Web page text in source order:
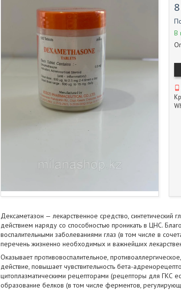
В
Дексаметазон — лекарственное средство,
действием наряду со способностью проникать в ЦНС.
воспалительными заболеваниями глаз (в том числе в
перечень жизненно необходимых и важнейших
Оказывает противовоспалительное,
действие, повышает чувствительность бета-
цитоплазматическими рецепторами (рецепторы для ГКС
образование белков (в том числе ферментов,